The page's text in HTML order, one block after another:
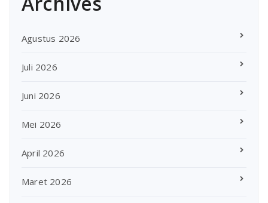
Agustus 2026
Juli 2026
Juni 2026
Mei 2026
April 2026
Maret 2026